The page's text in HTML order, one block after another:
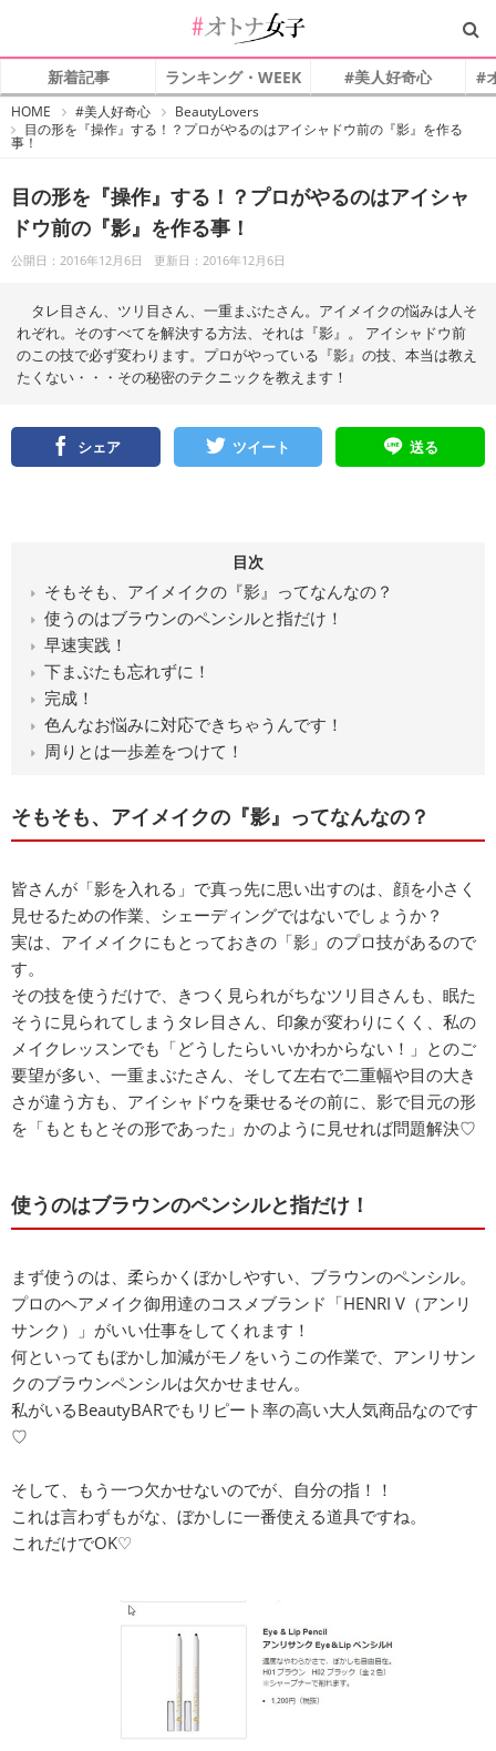
新着記事 ランキング・WEEK #美人好奇心 #
HOME
オ
ト
#美人好奇心
BeautyLovers
目の形を『操作』する！？プロがやるのはアイシャドウ前の『影』を作る
事！
目の形を『操作』する！？プロがやるのはアイシャ
ドウ前の『影』を作る事！
公開日：2016年12月6日 更新日：2016年12月6日
タレ目さん、ツリ目さん、一重まぶたさん。アイメイクの悩みは人そ
れぞれ。そのすべてを解決する方法、それは『影』。 アイシャドウ前
のこの技で必ず変わります。プロがやっている『影』の技、本当は教え
たくない・・・その秘密のテクニックを教えます！
シェア ツイート 送る
目次
そもそも、アイメイクの『影』ってなんなの？
使うのはブラウンのペンシルと指だけ！
早速実践！
下まぶたも忘れずに！
完成！
色んなお悩みに対応できちゃうんです！
周りとは一歩差をつけて！
そもそも、アイメイクの『影』ってなんなの？
皆さんが「影を入れる」で真っ先に思い出すのは、顔を小さく
見せるための作業、シェーディングではないでしょうか？
実は、アイメイクにもとっておきの「影」のプロ技があるので
す。
その技を使うだけで、きつく見られがちなツリ目さんも、眠た
そうに見られてしまうタレ目さん、印象が変わりにくく、私の
メイクレッスンでも「どうしたらいいかわからない！」とのご
要望が多い、一重まぶたさん、そして左右で二重幅や目の大き
さが違う方も、アイシャドウを乗せるその前に、影で目元の形
を「もともとその形であった」かのように見せれば問題解決♡
使うのはブラウンのペンシルと指だけ！
まず使うのは、柔らかくぼかしやすい、ブラウンのペンシル。
プロのヘアメイク御用達のコスメブランド「HENRI V（アンリ
サンク）」がいい仕事をしてくれます！
何といってもぼかし加減がモノをいうこの作業で、アンリサン
クのブラウンペンシルは欠かせません。
私がいるBeautyBARでもリピート率の高い大人気商品なのです
♡
そして、もう一つ欠かせないのでが、自分の指！！
これは言わずもがな、ぼかしに一番使える道具ですね。
これだけでOK♡